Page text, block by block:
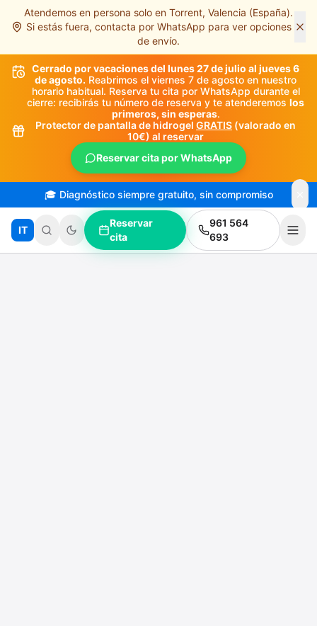
Saltar al contenido principal
Atendemos en persona solo en Torrent, Valencia (España).
Si estás fuera, contacta por WhatsApp para ver opciones
de envío.
Cerrado por vacaciones del lunes 27 de julio al jueves 6
de agosto. Reabrimos el viernes 7 de agosto en nuestro
horario habitual. Reserva tu cita por WhatsApp durante el
cierre: recibirás tu número de reserva y te atenderemos los
primeros, sin esperas.
Protector de pantalla de hidrogel GRATIS (valorado en
10€) al reservar
Reservar cita por WhatsApp
🎓 Diagnóstico siempre gratuito, sin compromiso
IT
Reservar
cita
961 564
693